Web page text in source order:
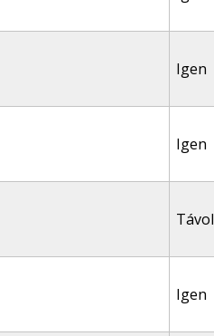
Igen
Igen
Távol
Igen